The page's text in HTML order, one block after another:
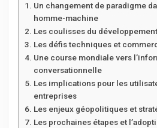
Un changement de paradigme
homme-machine
Les coulisses du
Les défis techniques et
Une course mondiale vers
conversationnelle
Les implications pour les
entreprises
Les enjeux géopolitiques et
Les prochaines étapes et